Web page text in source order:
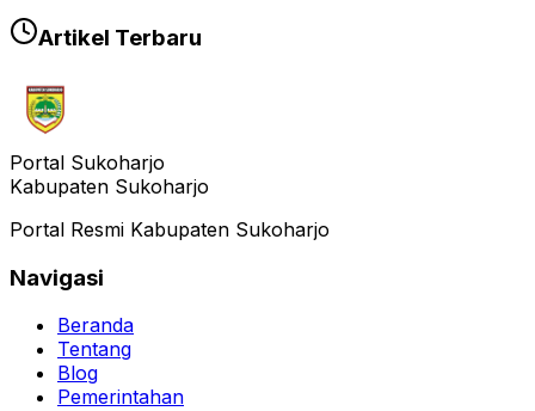
Artikel Terbaru
Portal Sukoharjo
Kabupaten Sukoharjo
Portal Resmi Kabupaten Sukoharjo
Navigasi
Beranda
Tentang
Blog
Pemerintahan